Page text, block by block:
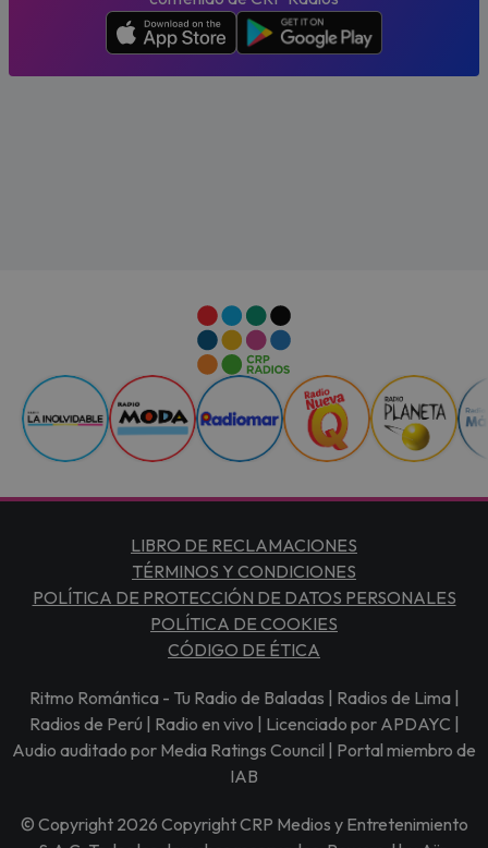
LIBRO DE RECLAMACIONES
TÉRMINOS Y CONDICIONES
POLÍTICA DE PROTECCIÓN DE DATOS PERSONALES
POLÍTICA DE COOKIES
CÓDIGO DE ÉTICA
Ritmo Romántica - Tu Radio de Baladas | Radios de Lima |
Radios de Perú | Radio en vivo | Licenciado por APDAYC |
Audio auditado por Media Ratings Council | Portal miembro de
IAB
© Copyright 2026 Copyright CRP Medios y Entretenimiento